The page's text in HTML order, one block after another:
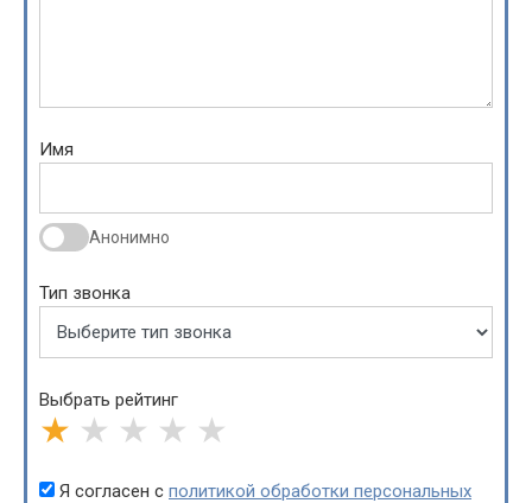
Имя
Анонимно
Тип звонка
Выбрать рейтинг
★ ★ ★ ★ ★
Я согласен с политикой обработки персональных